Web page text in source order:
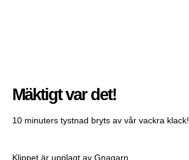
Mäktigt var det!
10 minuters tystnad bryts av vår vackra klack!
Klippet är upplagt av Gnagarn